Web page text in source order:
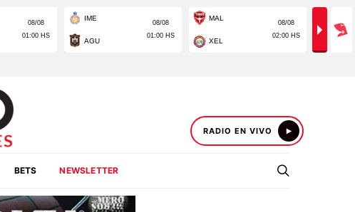
RADIO EN VIVO
BETS NEWSLETTER